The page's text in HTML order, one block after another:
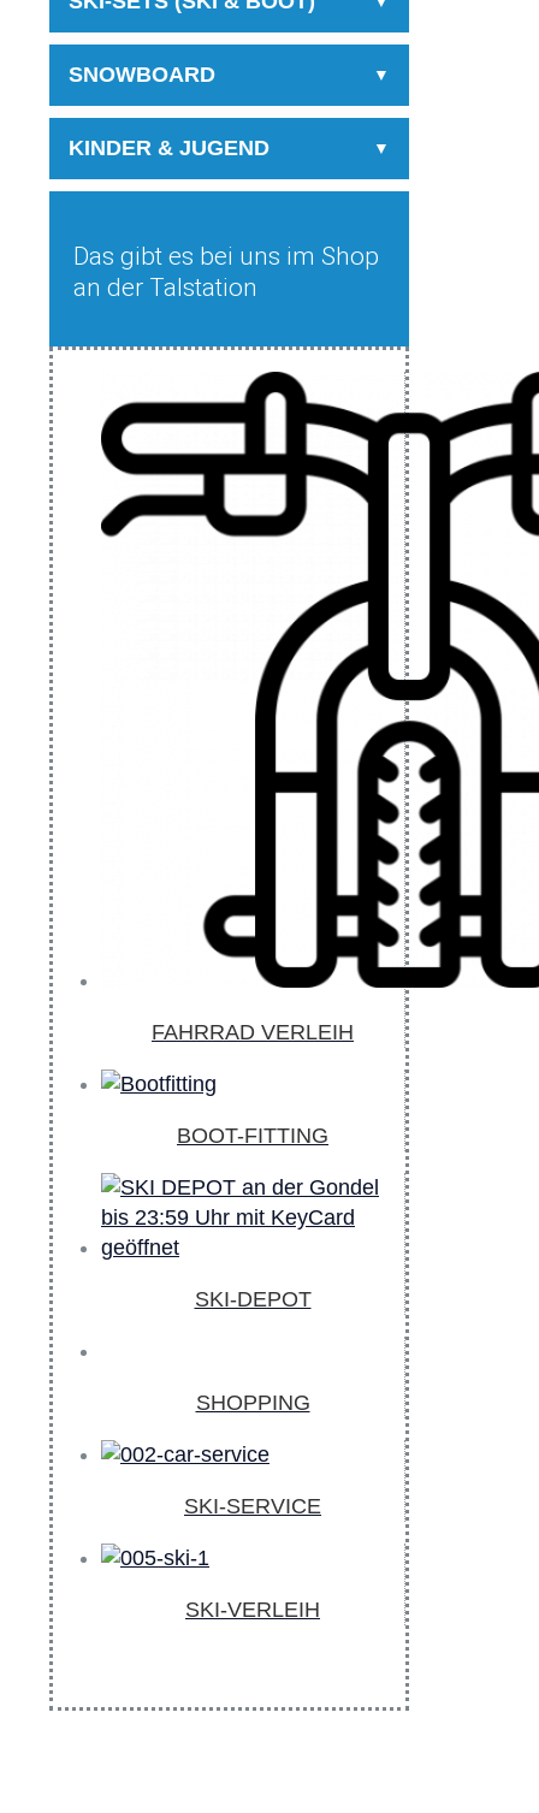
SNOWBOARD
KINDER & JUGEND
Das gibt es bei uns im Shop
an der Talstation
FAHRRAD VERLEIH
BOOT-FITTING
SKI-DEPOT
SHOPPING
SKI-SERVICE
SKI-VERLEIH